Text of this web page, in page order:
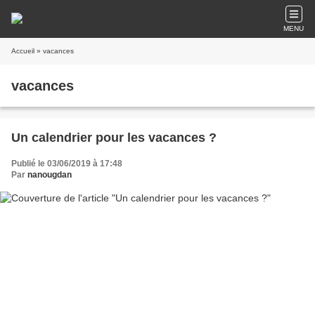
MENU
Accueil » vacances
vacances
Un calendrier pour les vacances ?
Publié le 03/06/2019 à 17:48
Par nanougdan